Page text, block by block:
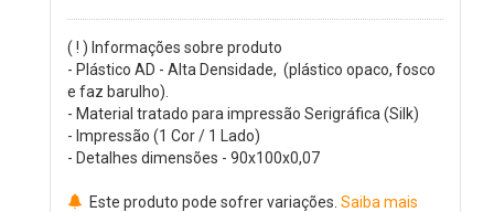
( ! ) Informações sobre produto
- Plástico AD - Alta Densidade, (plástico opaco, fosco
e faz barulho).
- Material tratado para impressão Serigráfica (Silk)
- Impressão (1 Cor / 1 Lado)
- Detalhes dimensões - 90x100x0,07
Este produto pode sofrer variações. Saiba mais